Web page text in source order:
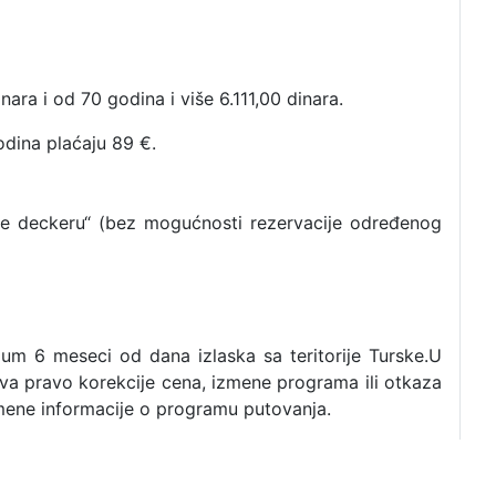
i od 70 godina i više 6.111,00 dinara.
plaćaju 89 €.
(bez mogućnosti rezervacije određenog
6 meseci od dana izlaska sa teritorije Turske.U
pravo korekcije cena, izmene programa ili otkaza
informacije o programu putovanja.